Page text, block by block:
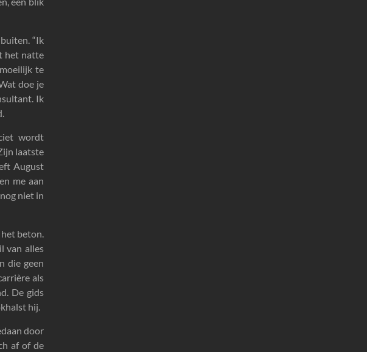
“Ik
het natte
te
doe je
Ik
wordt
laatste
August
me aan
niet in
beton.
van alles
die geen
als
De gids
hij.
door
af of de